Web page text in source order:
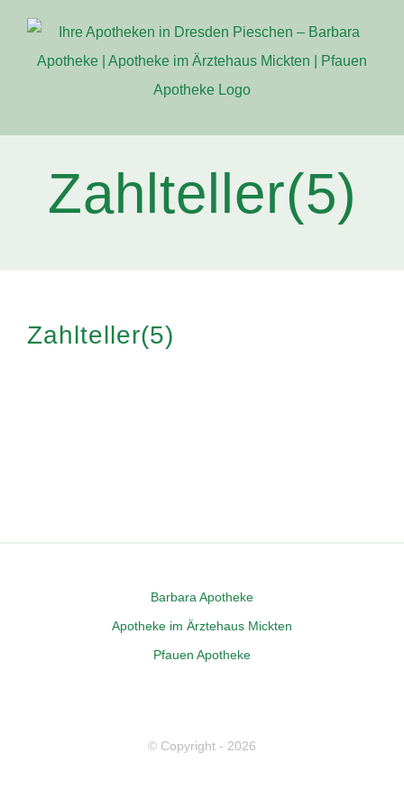
springen
Zahlteller(5)
Zahlteller(5)
Bar­ba­ra Apotheke
Apo­the­ke im Ärz­te­haus Mickten
Pfau­en Apotheke
© Copyright - 2026